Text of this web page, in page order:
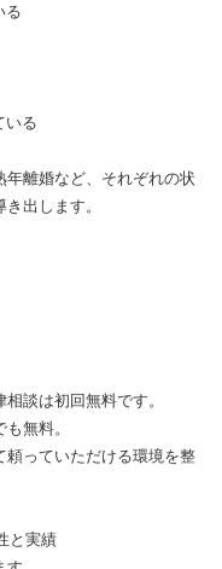
る
いる
離婚など、それぞれの状
出します。
談は初回無料です。
無料。
頼っていただける環境を整
と実績